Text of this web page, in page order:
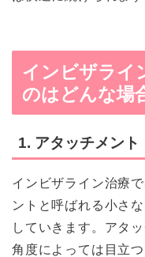
インビザライ
のはどんな場
1. アタッチメン
インビザライン治療
ントと呼ばれる小さ
していきます。アタ
角度によっては目立つ